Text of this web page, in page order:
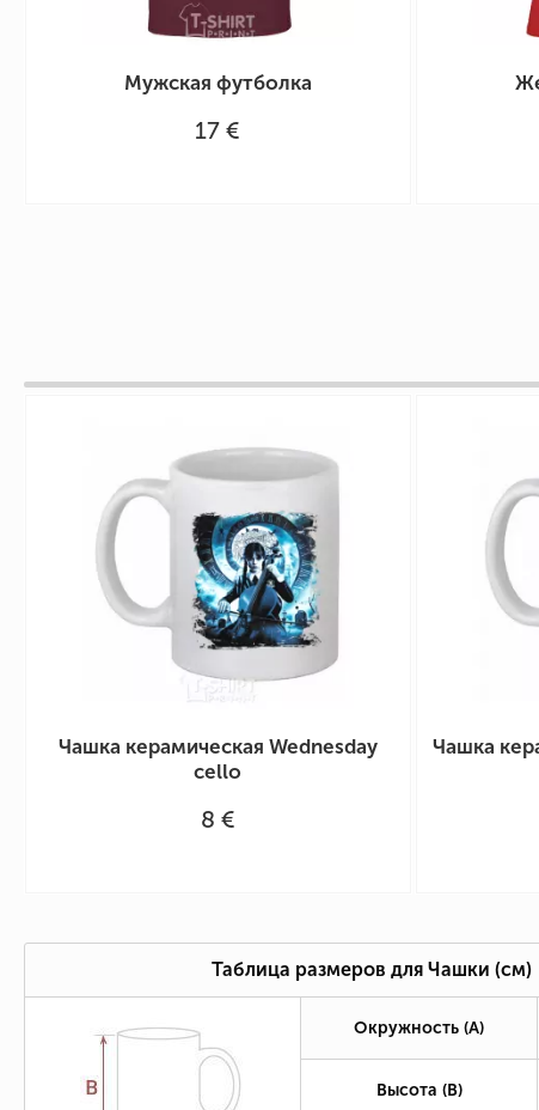
Мужская футболка
17 €
Чашка керамическая Wednesday
cello
8 €
Чашка
Таблица размеров для Чашки (см)
Окружность (А)
Высота (B)